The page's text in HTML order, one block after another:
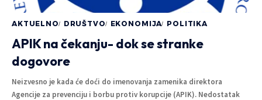
AKTUELNO DRUŠTVO EKONOMIJA POLITIKA
APIK na čekanju- dok se stranke
dogovore
Neizvesno je kada će doći do imenovanja zamenika direktora
Agencije za prevenciju i borbu protiv korupcije (APIK). Nedostatak